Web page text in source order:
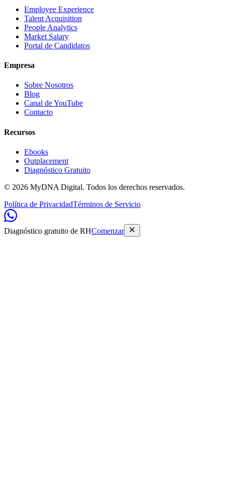
Employee Experience
Talent Acquisition
People Analytics
Market Salary
Portal de Candidatos
Empresa
Sobre Nosotros
Blog
Canal de YouTube
Contacto
Recursos
Ebooks
Outplacement
Diagnóstico Gratuito
© 2026 MyDNA Digital. Todos los derechos reservados.
Política de PrivacidadTérminos de Servicio
Diagnóstico gratuito de RHComenzar